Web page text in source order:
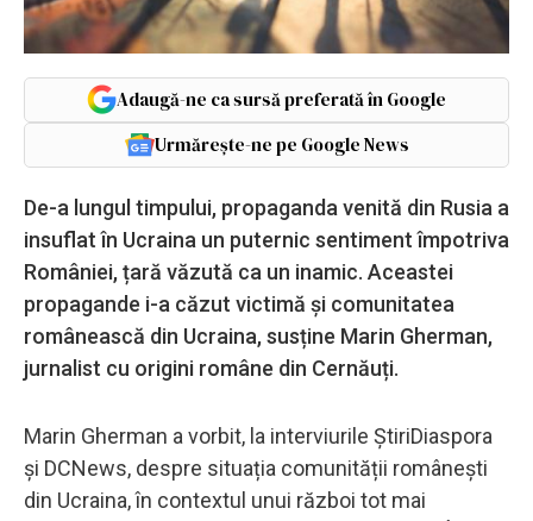
Adaugă-ne ca sursă preferată în Google
Urmărește-ne pe Google News
De-a lungul timpului, propaganda venită din Rusia a
insuflat în Ucraina un puternic sentiment împotriva
României, țară văzută ca un inamic. Aceastei
propagande i-a căzut victimă și comunitatea
românească din Ucraina, susține Marin Gherman,
jurnalist cu origini române din Cernăuți.
Marin Gherman a vorbit, la interviurile ȘtiriDiaspora
și DCNews, despre situația comunității românești
din Ucraina, în contextul unui război tot mai